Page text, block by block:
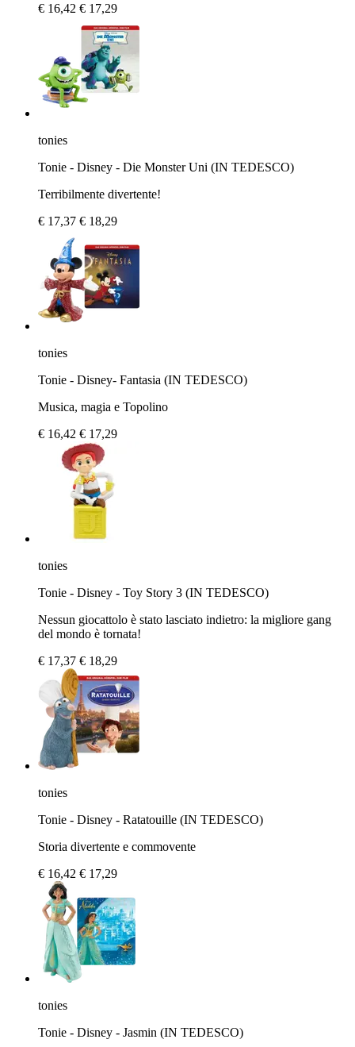
€ 16,42 € 17,29
tonies
Tonie - Disney - Die Monster Uni (IN TEDESCO)
Terribilmente divertente!
€ 17,37 € 18,29
tonies
Tonie - Disney- Fantasia (IN TEDESCO)
Musica, magia e Topolino
€ 16,42 € 17,29
tonies
Tonie - Disney - Toy Story 3 (IN TEDESCO)
Nessun giocattolo è stato lasciato indietro: la migliore gang
del mondo è tornata!
€ 17,37 € 18,29
tonies
Tonie - Disney - Ratatouille (IN TEDESCO)
Storia divertente e commovente
€ 16,42 € 17,29
tonies
Tonie - Disney - Jasmin (IN TEDESCO)